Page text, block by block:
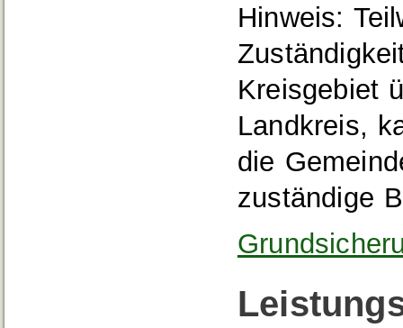
Hinweis:
Kreisgebiet
Landkreis,
die
zuständige